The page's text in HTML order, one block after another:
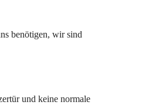
benötigen, wir sind
und keine normale